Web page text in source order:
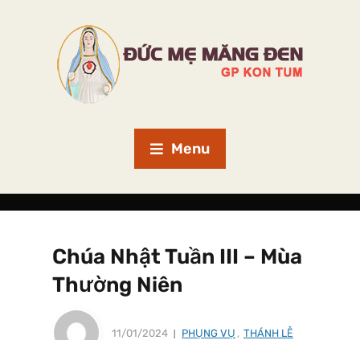
Menu
Chúa Nhật Tuần III – Mùa
Thường Niên
11/01/2024 PHỤNG VỤ , THÁNH LỄ